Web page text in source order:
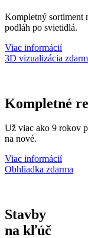
Kompletný sortiment
podláh po svietidlá.
Viac informácií
3D vizualizácia
Kompletné
Už viac ako 9 rokov
na nové.
Viac informácií
Obhliadka zdarma
Stavby
na kľúč